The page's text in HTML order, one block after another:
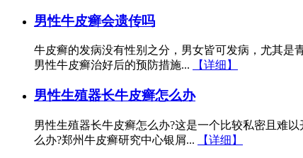
男性牛皮癣会遗传吗
牛皮癣的发病没有性别之分，男女皆可发病，尤其是
男性牛皮癣治好后的预防措施...
【详细】
男性生殖器长牛皮癣怎么办
男性生殖器长牛皮癣怎么办?这是一个比较私密且难
么办?郑州牛皮癣研究中心银屑...
【详细】